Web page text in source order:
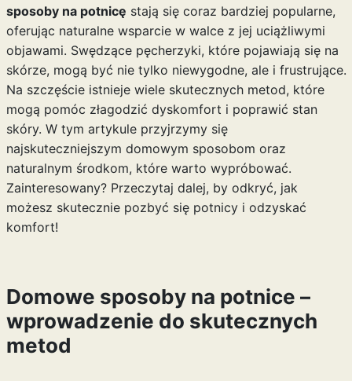
sposoby na potnicę stają się coraz bardziej popularne,
oferując naturalne wsparcie w walce z jej uciążliwymi
objawami. Swędzące pęcherzyki, które pojawiają się na
skórze, mogą być nie tylko niewygodne, ale i frustrujące.
Na szczęście istnieje wiele skutecznych metod, które
mogą pomóc złagodzić dyskomfort i poprawić stan
skóry. W tym artykule przyjrzymy się
najskuteczniejszym domowym sposobom oraz
naturalnym środkom, które warto wypróbować.
Zainteresowany? Przeczytaj dalej, by odkryć, jak
możesz skutecznie pozbyć się potnicy i odzyskać
komfort!
Domowe sposoby na potnice –
wprowadzenie do skutecznych
metod